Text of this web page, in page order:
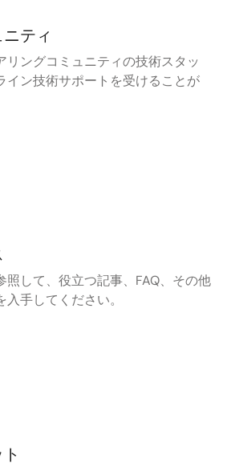
ティ
リングコミュニティの技術スタッ
イン技術サポートを受けることが
照して、役立つ記事、FAQ、その他
手してください。